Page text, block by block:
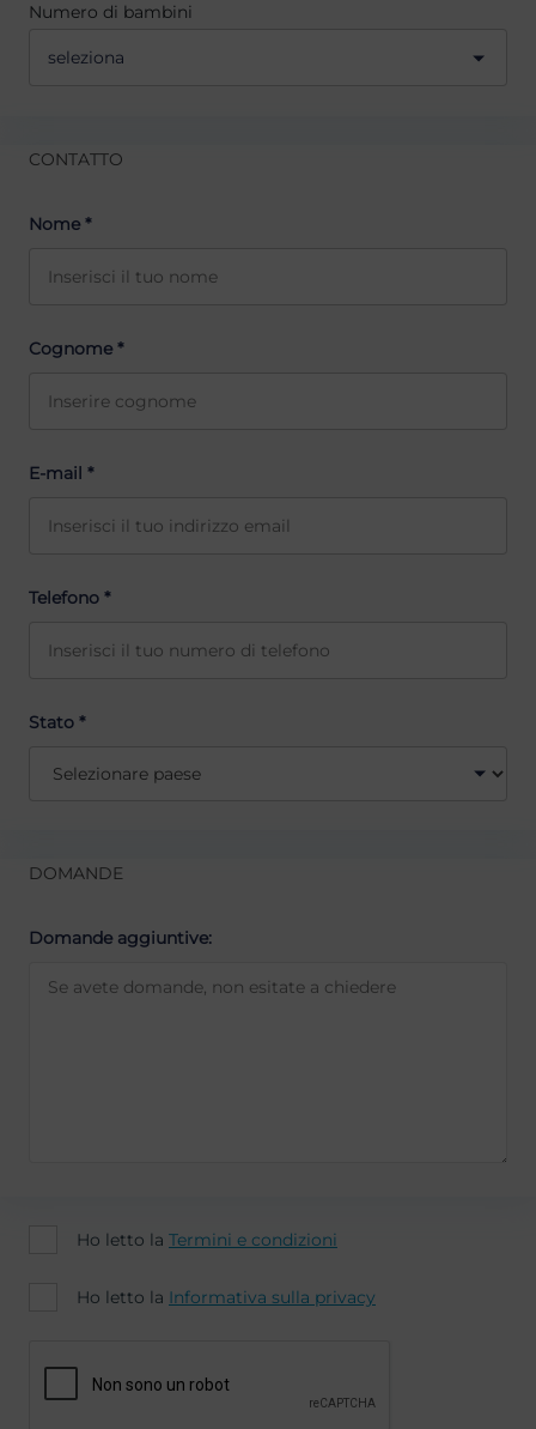
Numero di bambini
seleziona
CONTATTO
Nome *
Cognome *
E-mail *
Telefono *
Stato *
DOMANDE
Domande aggiuntive:
Ho letto la Termini e condizioni
Ho letto la Informativa sulla privacy